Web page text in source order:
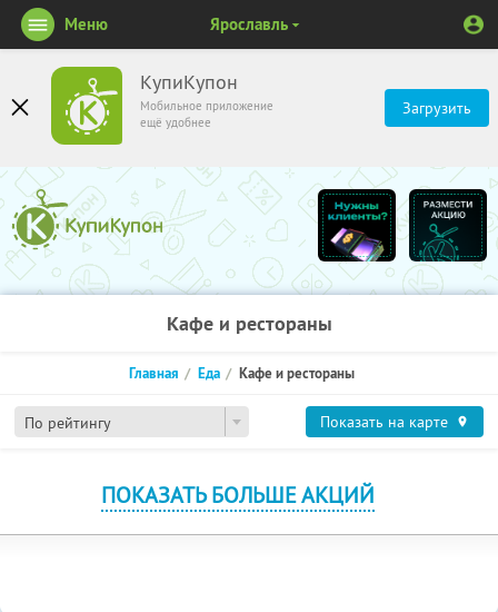
КупиКупон
Мобильное приложение
ещё удобнее
Загрузить
Меню Ярославль
Кафе и рестораны
По рейтингу
Главная Еда Кафе и рестораны
Показать на карте
ПОКАЗАТЬ БОЛЬШЕ АКЦИЙ